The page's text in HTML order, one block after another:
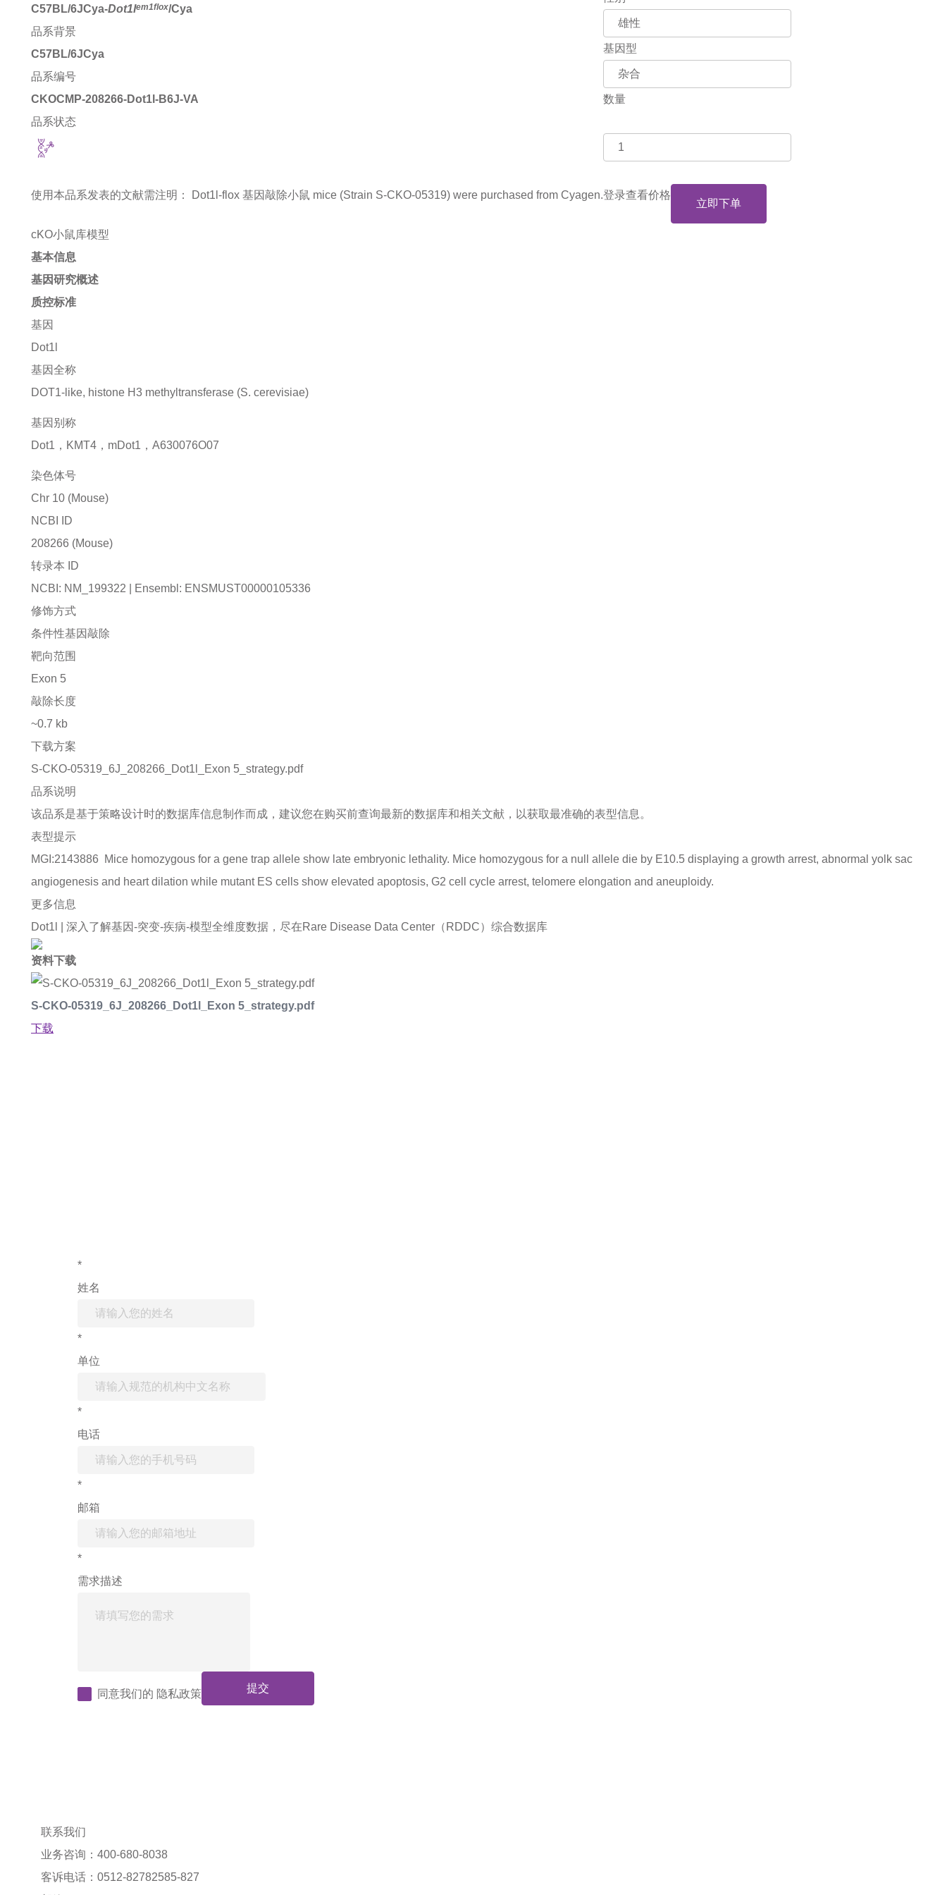
C57BL/6JCya-Dot1lem1flox/Cya
品系背景
C57BL/6JCya
品系编号
CKOCMP-208266-Dot1l-B6J-VA
品系状态
使用本品系发表的文献需注明： Dot1l-flox 基因敲除小鼠 mice (Strain S-CKO-05319) were purchased from Cyagen.
基因型
数量
登录查看价格
立即下单
cKO小鼠库模型
基本信息
基因研究概述
质控标准
基因
Dot1l
基因全称
DOT1-like, histone H3 methyltransferase (S. cerevisiae)
基因别称
Dot1，KMT4，mDot1，A630076O07
染色体号
Chr 10 (Mouse)
NCBI ID
208266 (Mouse)
转录本 ID
NCBI: NM_199322 | Ensembl: ENSMUST00000105336
修饰方式
条件性基因敲除
靶向范围
Exon 5
敲除长度
~0.7 kb
下载方案
S-CKO-05319_6J_208266_Dot1l_Exon 5_strategy.pdf
品系说明
该品系是基于策略设计时的数据库信息制作而成，建议您在购买前查询最新的数据库和相关文献，以获取最准确的表型信息。
表型提示
MGI:2143886
Mice homozygous for a gene trap allele show late embryonic lethality. Mice homozygous for a null allele die by E10.5 displaying a growth arrest, abnormal yolk sac
angiogenesis and heart dilation while mutant ES cells show elevated apoptosis, G2 cell cycle arrest, telomere elongation and aneuploidy.
更多信息
Dot1l | 深入了解基因-突变-疾病-模型全维度数据，尽在Rare Disease Data Center（RDDC）综合数据库
资料下载
S-CKO-05319_6J_208266_Dot1l_Exon 5_strategy.pdf
下载
*
姓名
*
单位
*
电话
*
邮箱
*
需求描述
同意我们的 隐私政策 提交
联系我们
业务咨询：400-680-8038
客诉电话：0512-82782585-827